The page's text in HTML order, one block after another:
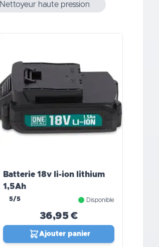
Nettoyeur haute pression
Batterie 18v li-ion lithium
1,5Ah
5/5 Disponible
36,95 €
Ajouter panier